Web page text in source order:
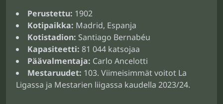
Perustettu: 1902
Kotipaikka: Madrid, Espanja
Kotistadion: Santiago Bernabéu
Kapasiteetti: 81 044 katsojaa
Päävalmentaja: Carlo Ancelotti
Mestaruudet: 103. Viimeisimmät voitot La
Ligassa ja Mestarien liigassa kaudella 2023/24.